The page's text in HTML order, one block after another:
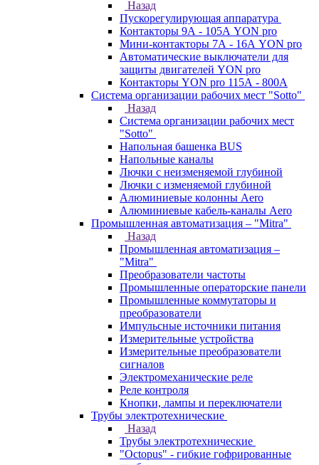
Назад
Пускорегулирующая аппаратура
Контакторы 9А - 105А YON pro
Мини-контакторы 7А - 16А YON pro
Автоматические выключатели для
защиты двигателей YON pro
Контакторы YON pro 115А - 800А
Система организации рабочих мест "Sotto"
Назад
Система организации рабочих мест
"Sotto"
Напольная башенка BUS
Напольные каналы
Лючки с неизменяемой глубиной
Лючки с изменяемой глубиной
Алюминиевые колонны Aero
Алюминиевые кабель-каналы Aero
Промышленная автоматизация – "Mitra"
Назад
Промышленная автоматизация –
"Mitra"
Преобразователи частоты
Промышленные операторские панели
Промышленные коммутаторы и
преобразователи
Импульсные источники питания
Измерительные устройства
Измерительные преобразователи
сигналов
Электромеханические реле
Реле контроля
Кнопки, лампы и переключатели
Трубы электротехнические
Назад
Трубы электротехнические
"Octopus" - гибкие гофрированные